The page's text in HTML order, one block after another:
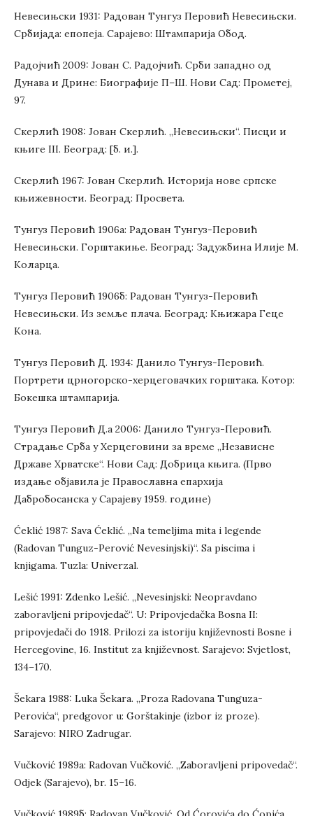
Невесињски 1931: Радован Тунгуз Перовић Невесињски.
Србијада: епопеја. Сарајево: Штампарија Обод.
Радојчић 2009: Јован С. Радојчић. Срби западно од
Дунава и Дрине: Биографије П–Ш. Нови Сад: Прометеј,
97.
Скерлић 1908: Јован Скерлић. „Невесињски“. Писци и
књиге III. Београд: [б. и.].
Скерлић 1967: Јован Скерлић. Историја нове српске
књижевности. Београд: Просвета.
Тунгуз Перовић 1906а: Радован Тунгуз-Перовић
Невесињски. Горштакиње. Београд: Задужбина Илије М.
Коларца.
Тунгуз Перовић 1906б: Радован Тунгуз-Перовић
Невесињски. Из земље плача. Београд: Књижара Геце
Кона.
Тунгуз Перовић Д. 1934: Данило Тунгуз-Перовић.
Портрети црногорско-херцеговачких горштака. Котор:
Бокешка штампарија.
Тунгуз Перовић Д.a 2006: Данило Тунгуз-Перовић.
Страдање Срба у Херцеговини за време „Независне
Државе Хрватске“. Нови Сад: Добрица књига. (Прво
издање објавила је Православна епархија
Дабробосанска у Сарајеву 1959. године)
Ćeklić 1987: Sava Ćeklić. „Na temeljima mita i legende
(Radovan Tunguz-Perović Nevesinjski)“. Sa piscima i
knjigama. Tuzla: Univerzal.
Lešić 1991: Zdenko Lešić. „Nevesinjski: Neopravdano
zaboravljeni pripovjedač“. U: Pripovjedačka Bosna II:
pripovjedači do 1918. Prilozi za istoriju književnosti Bosne i
Hercegovine, 16. Institut za književnost. Sarajevo: Svjetlost,
134–170.
Šekara 1988: Luka Šekara. „Proza Radovana Tunguza-
Perovića“, predgovor u: Gorštakinje (izbor iz proze).
Sarajevo: NIRO Zadrugar.
Vučković 1989а: Radovan Vučković. „Zaboravljeni pripovedač“.
Odjek (Sarajevo), br. 15–16.